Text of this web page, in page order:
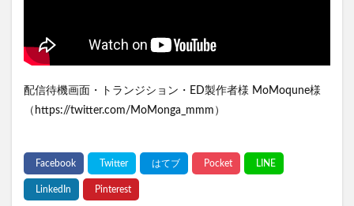
配信待機画面・トランジション・ED製作者様 MoMoqune様
（https://twitter.com/MoMonga_mmm）